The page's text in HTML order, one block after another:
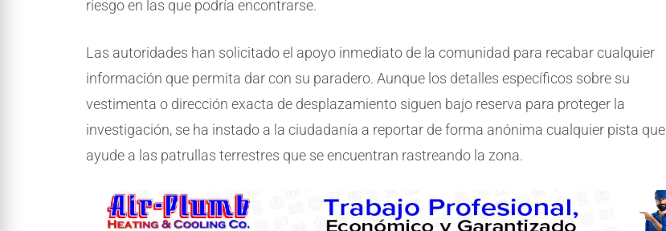
riesgo en las que podría encontrarse.
Las autoridades han solicitado el apoyo inmediato de la comunidad para recabar cualquier
información que permita dar con su paradero. Aunque los detalles específicos sobre su
vestimenta o dirección exacta de desplazamiento siguen bajo reserva para proteger la
investigación, se ha instado a la ciudadanía a reportar de forma anónima cualquier pista que
ayude a las patrullas terrestres que se encuentran rastreando la zona.